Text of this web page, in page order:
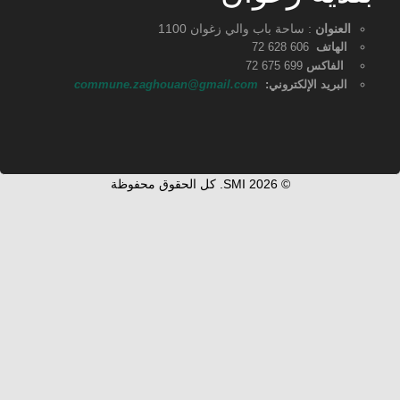
العنوان : ساحة باب والي زغوان 1100
الهاتف
الفاكس
البريد الإلكتروني: commune.zaghouan@gmail.com
© 2026 SMI. كل الحقوق محفوظة
مصالح البلدية
نتائج تقييم الأداء
دليل الحالة المدنية